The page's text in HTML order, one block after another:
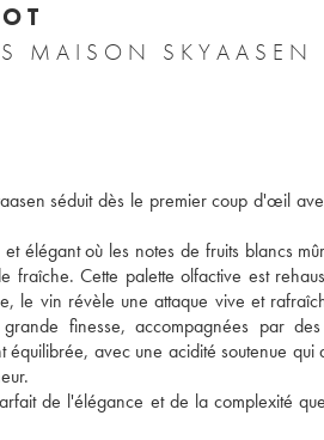
séduit dès le premier coup d'œil
élégant où les notes de fruits blancs
fraîche. Cette palette olfactive est
le vin révèle une attaque vive et
finesse, accompagnées par
équilibrée, avec une acidité soutenue
de l'élégance et de la complexité